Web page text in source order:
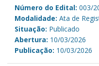
Número do Edital: 003/
Modalidade: Ata de
Situação: Publicado
Abertura: 10/03/2026
Publicação: 10/03/2026